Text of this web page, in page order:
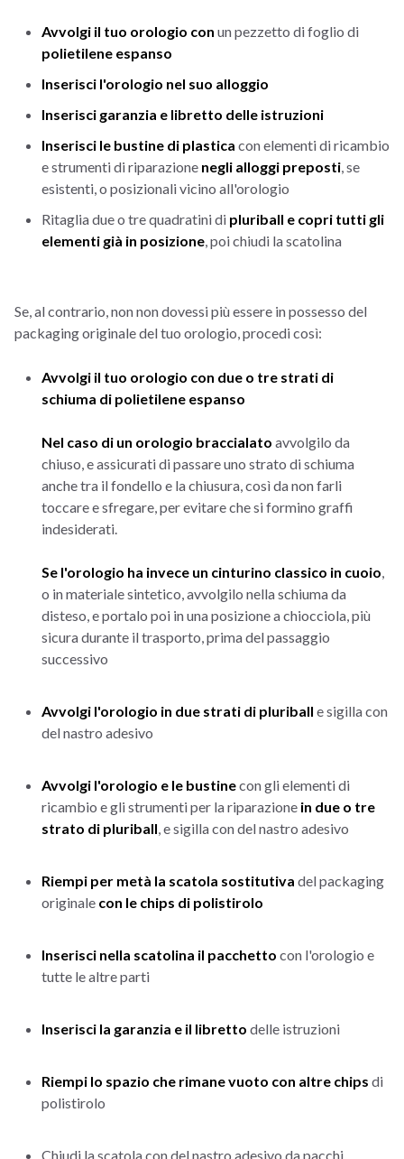
Avvolgi il tuo orologio con un pezzetto di foglio di
polietilene espanso
Inserisci l'orologio nel suo alloggio
Inserisci garanzia e libretto delle istruzioni
Inserisci le bustine di plastica con elementi di ricambio
e strumenti di riparazione negli alloggi preposti , se
esistenti, o posizionali vicino all'orologio
Ritaglia due o tre quadratini di pluriball e copri tutti gli
elementi già in posizione , poi chiudi la scatolina
Se, al contrario, non non dovessi più essere in possesso del
packaging originale del tuo orologio, procedi così:
Avvolgi il tuo orologio con due o tre strati di
schiuma di polietilene espanso
Nel caso di un orologio braccialato avvolgilo da
chiuso, e assicurati di passare uno strato di schiuma
anche tra il fondello e la chiusura, così da non farli
toccare e sfregare, per evitare che si formino graffi
indesiderati.
Se l'orologio ha invece un cinturino classico in cuoio
o in materiale sintetico, avvolgilo nella schiuma da
disteso, e portalo poi in una posizione a chiocciola, più
sicura durante il trasporto, prima del passaggio
successivo
Avvolgi l'orologio in due strati di pluriball e sigilla con
del nastro adesivo
Avvolgi l'orologio e le bustinecon gli elementi di
ricambio e gli strumenti per la riparazione in due o tre
strato di pluriball , e sigilla con del nastro adesivo
Riempi per metà la scatola sostitutiva del packaging
originale con le chips di polistirolo
Inserisci nella scatolina il pacchetto con l'orologio e
tutte le altre parti
Inserisci la garanzia e il libretto delle istruzioni
Riempi lo spazio che rimane vuoto con altre chips di
polistirolo
Chiudi la scatola con del nastro adesivo da pacchi